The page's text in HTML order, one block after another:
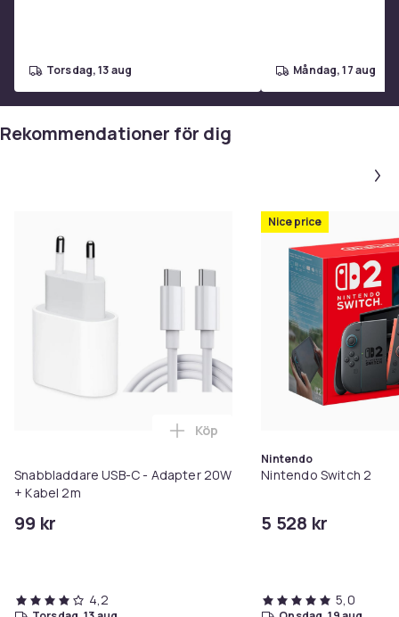
torsdag, 13 aug måndag, 17 aug
Rekommendationer för dig
Snabbladdare USB-C - Adapter 20W
+ Kabel 2m
99 kr
Lägg till Snabbladdare USB-C -
Köp
4,2
Nice price
Nintendo
Nintendo Switch 2
5 528 kr
5,0